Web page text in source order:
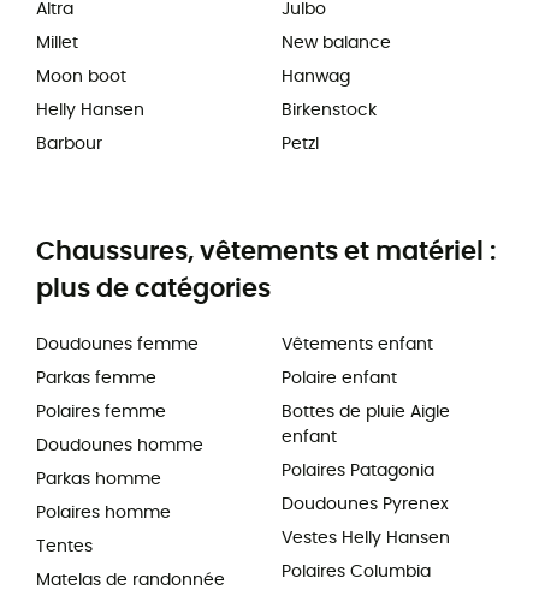
Altra
Millet
Moon boot
Helly Hansen
Barbour
Julbo
New balance
Hanwag
Birkenstock
Petzl
Chaussures, vêtements et matériel :
plus de catégories
Doudounes femme
Parkas femme
Polaires femme
Doudounes homme
Parkas homme
Polaires homme
Tentes
Matelas de randonnée
Vêtements enfant
Polaire enfant
Bottes de pluie Aigle
enfant
Polaires Patagonia
Doudounes Pyrenex
Vestes Helly Hansen
Polaires Columbia